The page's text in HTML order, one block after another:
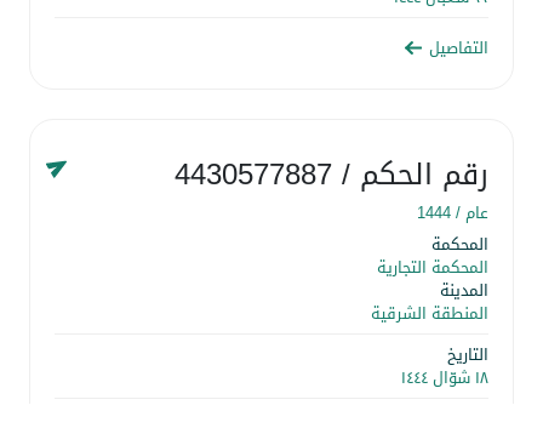
التفاصيل
رقم الحكم/ 4430577887
عام /1444
المحكمة
المحكمة التجارية
المدينة
المنطقة الشرقية
التاريخ
١٨ شوّال ١٤٤٤